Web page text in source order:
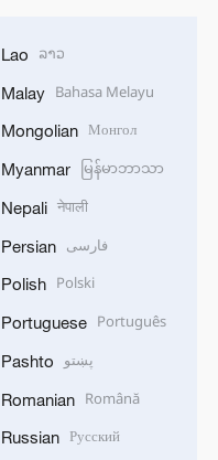
Lao ລາວ
Malay Bahasa Melayu
Mongolian Монгол
Myanmar မြန်မာဘာသာ
Nepali नेपाली
Persian فارسی
Polish Polski
Portuguese Português
Pashto پښتو
Romanian Română
Russian Русский